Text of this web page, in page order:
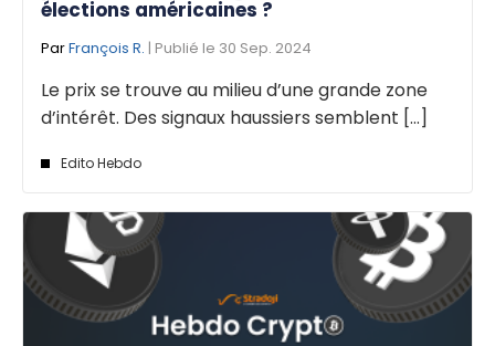
élections américaines ?
ParFrançois R. | Publié le 30 Sep. 2024
Le prix se trouve au milieu d’une grande zone
d’intérêt. Des signaux haussiers semblent [...]
Edito Hebdo